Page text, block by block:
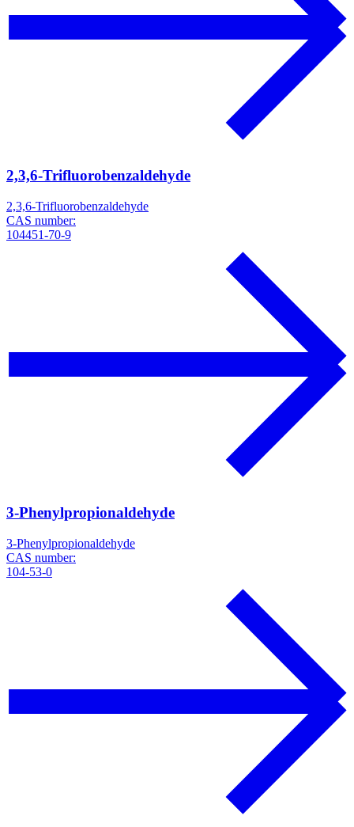
2,3,6-Trifluorobenzaldehyde
2,3,6-Trifluorobenzaldehyde
CAS number:
104451-70-9
3-Phenylpropionaldehyde
3-Phenylpropionaldehyde
CAS number:
104-53-0